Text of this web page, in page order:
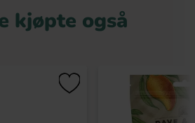
kjøpte også